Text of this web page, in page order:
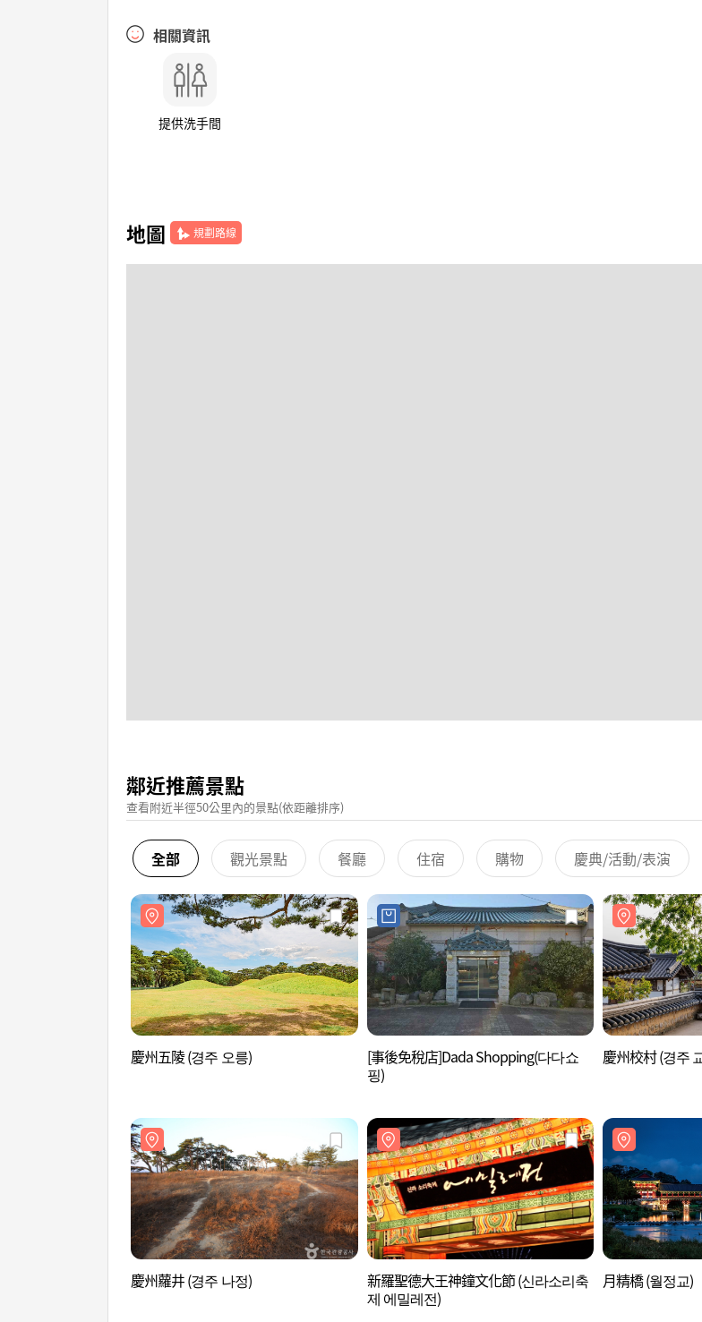
相關資訊
提供洗手間
地圖 規劃路線
鄰近推薦景點
查看附近半徑50公里內的景點(依距離排序)
全部 觀光景點 餐廳 住宿 購物 慶典/活動/表演
慶州五陵 (경주 오릉)
[事後免稅店]Dada Shopping(다다쇼
핑)
慶州校村 (경주
慶州蘿井 (경주 나정)
新羅聖德大王神鐘文化節 (신라소리축
제 에밀레전)
月精橋 (월정교)